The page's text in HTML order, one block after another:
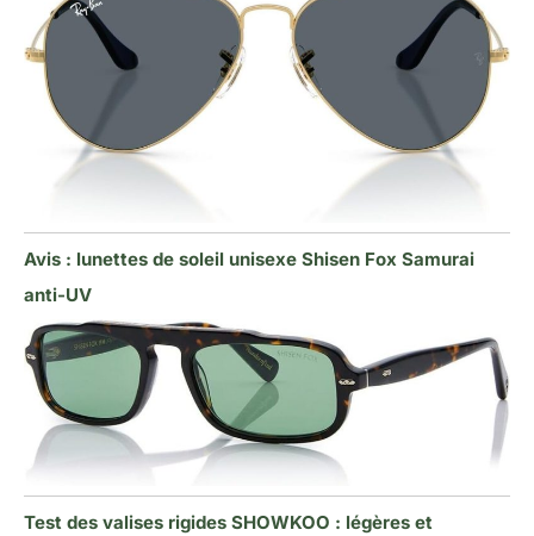
Avis : lunettes de soleil unisexe Shisen Fox Samurai
anti-UV
Test des valises rigides SHOWKOO : légères et